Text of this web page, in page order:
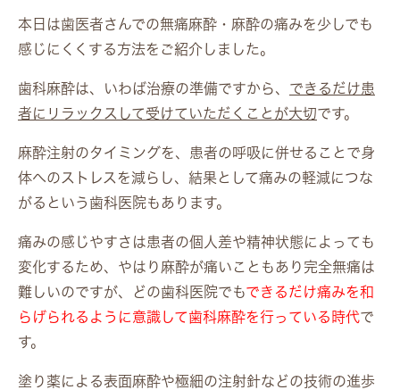
本日は歯医者さんでの無痛麻酔・麻酔の痛みを少しでも
感じにくくする方法をご紹介しました。
歯科麻酔は、いわば治療の準備ですから、 できるだけ患
者にリラックスして受けていただくことが大切です。
麻酔注射のタイミングを、患者の呼吸に併せることで身
体へのストレスを減らし、結果として痛みの軽減につな
がるという歯科医院もあります。
痛みの感じやすさは患者の個人差や精神状態によっても
変化するため、やはり麻酔が痛いこともあり完全無痛は
難しいのですが、どの歯科医院でもできるだけ痛みを和
らげられるように意識して歯科麻酔を行っている時代で
す。
塗り薬による表面麻酔や極細の注射針などの技術の進歩